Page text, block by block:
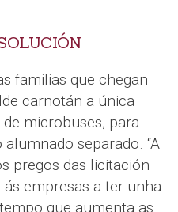
familias que chegan
carnotán a única
microbuses, para
separado. “A
pregos das licitación
empresas a ter unha
que aumenta as